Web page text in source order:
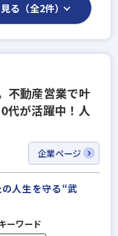
る（全2件）
不動産営業で叶
代が活躍中！人
企業ページ
人生を守る“武
ーワード